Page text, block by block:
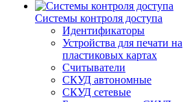
Системы контроля доступа
Идентификаторы
Устройства для печати на
пластиковых картах
Считыватели
СКУД автономные
СКУД сетевые